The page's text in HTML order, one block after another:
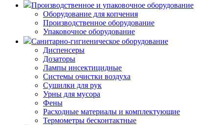
Производственное и упаковочное оборудование
Оборудование для копчения
Производственное оборудование
Упаковочное оборудование
Санитарно-гигиеническое оборудование
Диспенсеры
Дозаторы
Лампы инсектицидные
Системы очистки воздуха
Сушилки для рук
Урны для мусора
Фены
Расходные материалы и комплектующие
Термометры бесконтактные